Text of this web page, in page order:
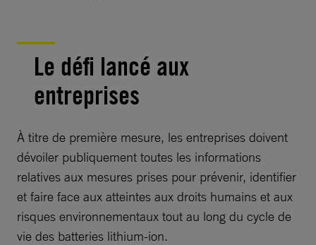
Le défi lancé aux
entreprises
À titre de première mesure, les entreprises doivent
dévoiler publiquement toutes les informations
relatives aux mesures prises pour prévenir, identifier
et faire face aux atteintes aux droits humains et aux
risques environnementaux tout au long du cycle de
vie des batteries lithium-ion.